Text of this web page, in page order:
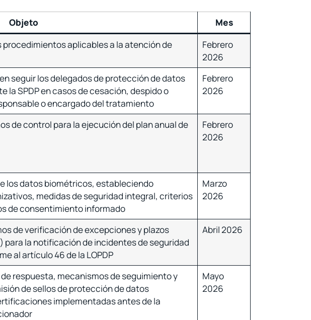
Objeto
Mes
aplicables a la atención de
Febrero
2026
seguir los delegados de protección de datos
la SPDP en casos de cesación, despido o
o encargado del tratamiento
Febrero
2026
de control para la ejecución del plan anual de
Febrero
2026
los datos biométricos, estableciendo
medidas de seguridad integral, criterios
de consentimiento informado
Marzo
2026
de verificación de excepciones y plazos
la notificación de incidentes de seguridad
al artículo 46 de la LOPDP
Abril 2026
respuesta, mecanismos de seguimiento y
de sellos de protección de datos
implementadas antes de la
Mayo
2026